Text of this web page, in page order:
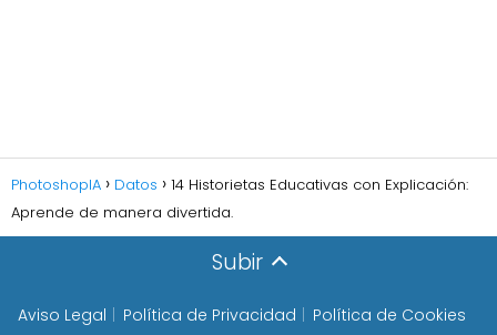
PhotoshopIA Datos
14 Historietas Educativas con Explicación:
Aprende de manera divertida.
Subir
Aviso Legal Política de Privacidad Política de Cookies